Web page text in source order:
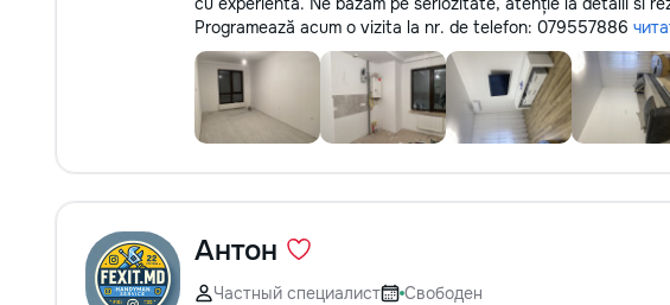
Programează acum o vizita la nr. de telefon: 079557886
Антон
Частный специалист Свободен